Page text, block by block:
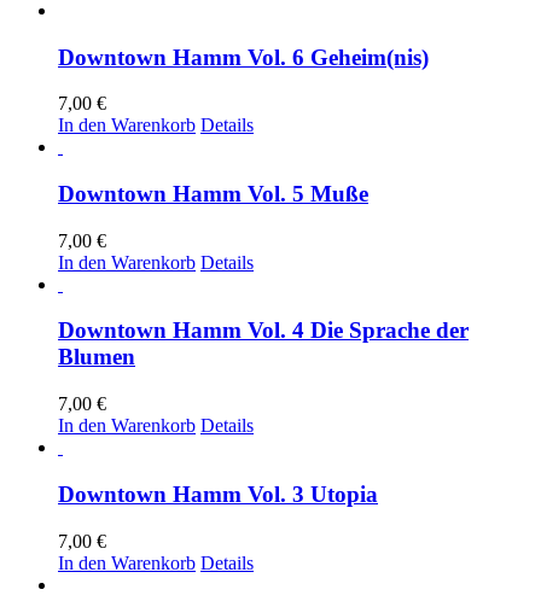
Downtown Hamm Vol. 6 Geheim(nis)
7,00 €
In den Warenkorb Details
Downtown Hamm Vol. 5 Muße
7,00 €
In den Warenkorb Details
Downtown Hamm Vol. 4 Die Sprache der
Blumen
7,00 €
In den Warenkorb Details
Downtown Hamm Vol. 3 Utopia
7,00 €
In den Warenkorb Details